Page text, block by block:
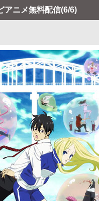
アニメ無料配信(6/6)